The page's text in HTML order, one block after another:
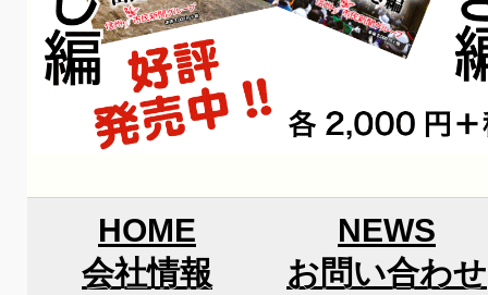
HOME
NEWS
会社情報
お問い合わせ